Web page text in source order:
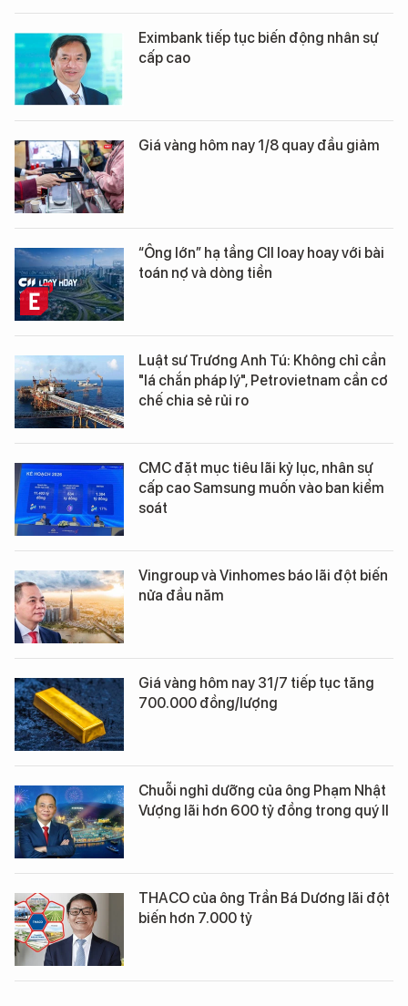
Eximbank tiếp tục biến động nhân sự
cấp cao
Giá vàng hôm nay 1/8 quay đầu giảm
“Ông lớn” hạ tầng CII loay hoay với bài
toán nợ và dòng tiền
Luật sư Trương Anh Tú: Không chỉ cần
"lá chắn pháp lý", Petrovietnam cần cơ
chế chia sẻ rủi ro
CMC đặt mục tiêu lãi kỷ lục, nhân sự
cấp cao Samsung muốn vào ban kiểm
soát
Vingroup và Vinhomes báo lãi đột biến
nửa đầu năm
Giá vàng hôm nay 31/7 tiếp tục tăng
700.000 đồng/lượng
Chuỗi nghỉ dưỡng của ông Phạm Nhật
Vượng lãi hơn 600 tỷ đồng trong quý II
THACO của ông Trần Bá Dương lãi đột
biến hơn 7.000 tỷ